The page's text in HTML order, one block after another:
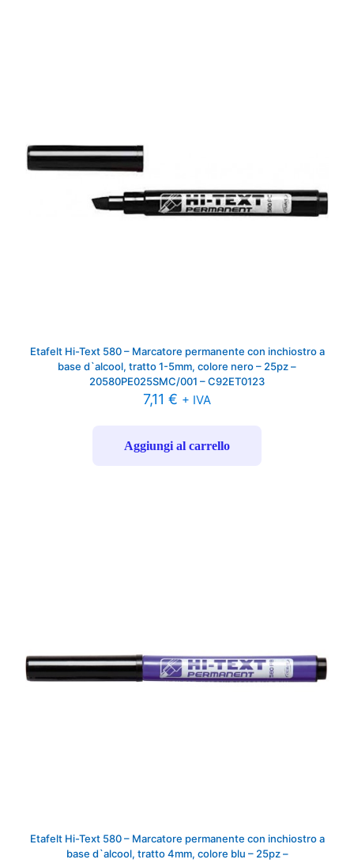
Etafelt Hi-Text 580 – Marcatore permanente con inchiostro a
base d`alcool, tratto 1-5mm, colore nero – 25pz –
20580PE025SMC/001 – C92ET0123
7,11 € + IVA
Aggiungi al carrello
Etafelt Hi-Text 580 – Marcatore permanente con inchiostro a
base d`alcool, tratto 4mm, colore blu – 25pz –